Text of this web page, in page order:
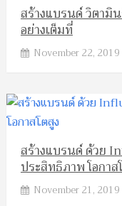
สร้างแบรนด์ วิตามิ
อย่างเต็มที่
November 22, 2019
สร้างแบรนด์ ด้วย
ประสิทธิภาพ โอกาส
November 21, 2019